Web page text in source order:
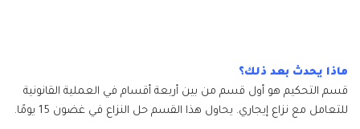
ماذا يحدث بعد ذلك؟
قسم التحكيم هو أول قسم من بين أربعة أقسام في العملية القانونية
للتعامل مع نزاع إيجاري. يحاول هذا القسم حل النزاع في غضون 15 يومًا.